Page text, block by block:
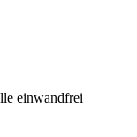
einwandfrei